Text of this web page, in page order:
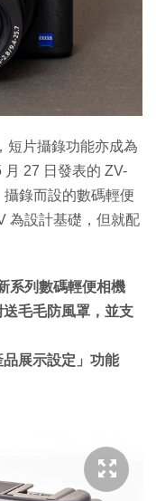
短片攝錄功能亦成為
27 日發表的 ZV-
錄而設的數碼輕便
為設計基礎，但就配
系列數碼輕便相機
毛毛防風罩，並支
展示設定」功能